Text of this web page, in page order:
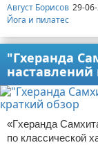
Август Борисов 29-
Йога и пилатес
"Гхеранда
наставлений
«Гхеранда
по классической